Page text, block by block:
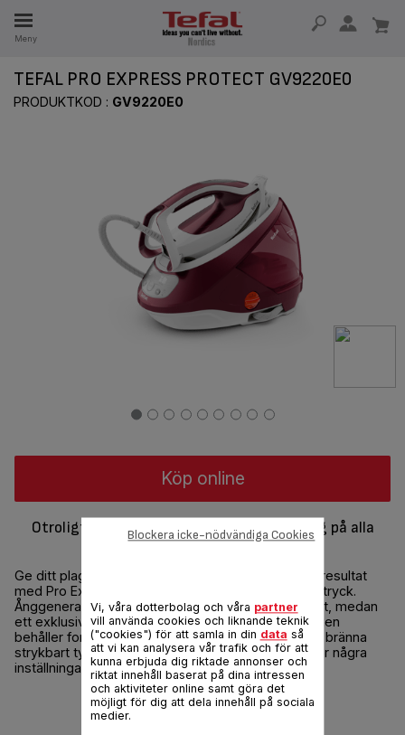
Meny
TEFAL PRO EXPRESS PROTECT GV9220E0
PRODUKTKOD : GV9220E0
Köp online
Otroligt kraftfullt, 100% säker användning på alla
sorters tyger*
Ge ditt plagg extremt kraftfull ånga för fantastiskt resultat
med Pro Express Protect ånggenerator med högt tryck.
Ånggeneratortekniken ger professionell effektivitet, medan
ett exklusivt dubbelskyddssystem ser till att plaggen
behåller formen. Det finns inte heller någon risk att bränna
strykbart tyg eftersom du inte behöver oroa dig för några
inställningar.
Dela Skicka
Vi, våra dotterbolag och våra partner
vill använda cookies och liknande teknik
("cookies") för att samla in din data så
att vi kan analysera vår trafik och för att
kunna erbjuda dig riktade annonser och
riktat innehåll baserat på dina intressen
och aktiviteter online samt göra det
möjligt för dig att dela innehåll på sociala
medier.
Blockera icke-nödvändiga Cookies